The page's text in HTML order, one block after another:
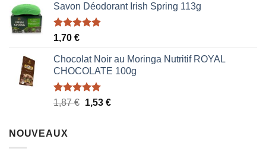
initial
était :
actuel
Savon Déodorant Irish Spring 113g
Note5.00
1,70 €
Chocolat Noir au Moringa Nutritif ROYAL
CHOCOLATE 100g
Note5.00
1,87€ Le
1,53 €Le
NOUVEAUX